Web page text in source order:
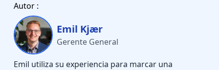
Autor :
Emil Kjær
Gerente General
Emil utiliza su experiencia para marcar una